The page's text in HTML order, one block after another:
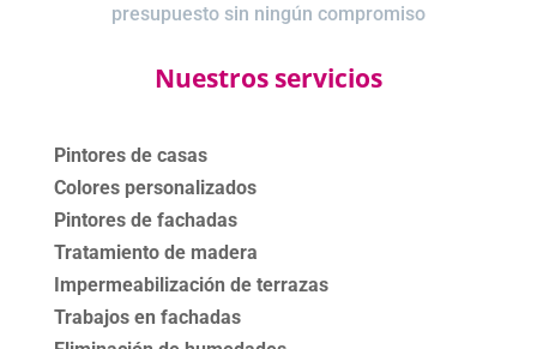
presupuesto sin ningún compromiso
Nuestros servicios
Pintores de casas
Colores personalizados
Pintores de fachadas
Tratamiento de madera
Impermeabilización de terrazas
Trabajos en fachadas